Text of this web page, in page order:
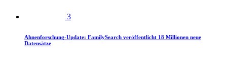
3
Ahnenforschung-Update: FamilySearch veröffentlicht 18 Millionen neue
Datensätze